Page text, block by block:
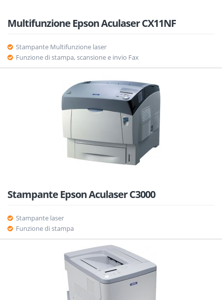
Multifunzione Epson Aculaser CX11NF
Stampante Multifunzione laser
Funzione di stampa, scansione e invio Fax
Stampante Epson Aculaser C3000
Stampante laser
Funzione di stampa